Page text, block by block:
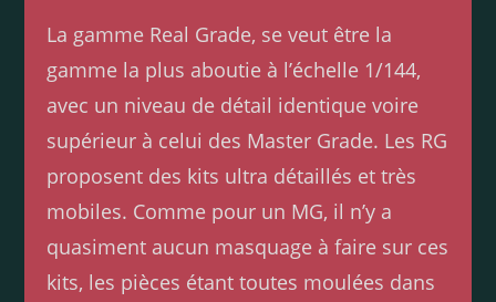
La gamme Real Grade, se veut être la
gamme la plus aboutie à l’échelle 1/144,
avec un niveau de détail identique voire
supérieur à celui des Master Grade. Les RG
proposent des kits ultra détaillés et très
mobiles. Comme pour un MG, il n’y a
quasiment aucun masquage à faire sur ces
kits, les pièces étant toutes moulées dans